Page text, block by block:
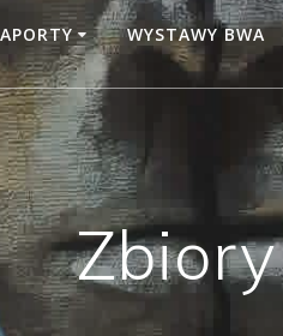
WYSTAWY BWA